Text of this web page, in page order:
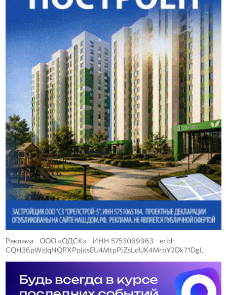
Реклама ООО «ОДСК» ИНН 5753069963 erid:
CQH36pWzJqNQPXPpJdsEU4MtpPjZsLdUK4MroY2Dk71DgL